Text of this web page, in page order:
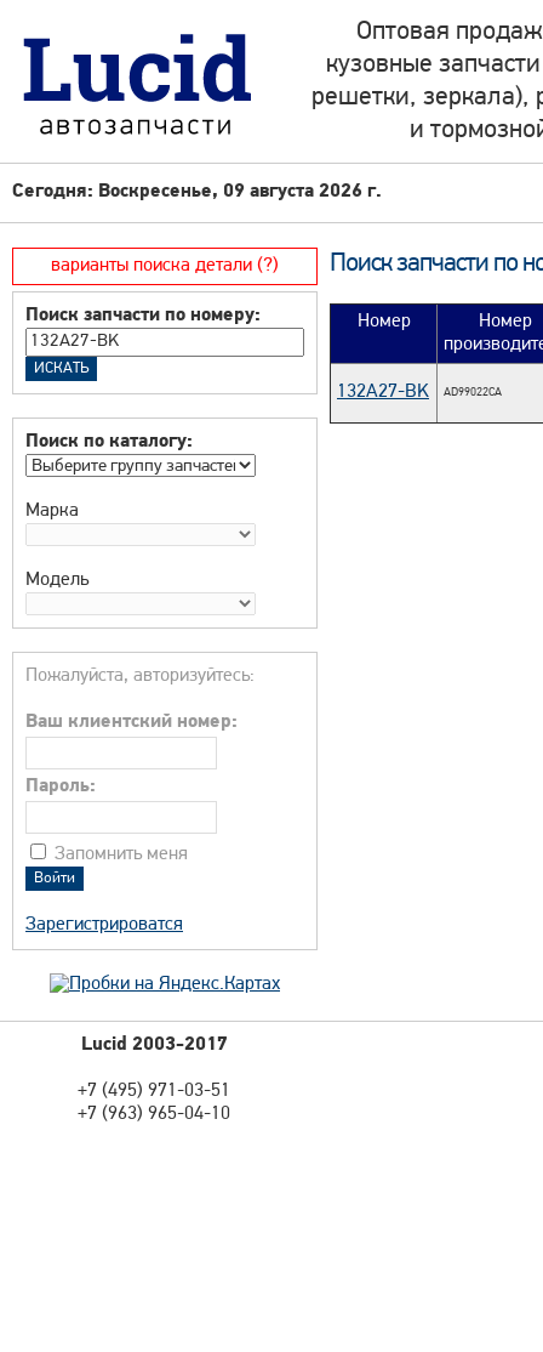
Оптовая
кузовные
решетки, зеркала),
и
Сегодня: Воскресенье, 09 августа 2026 г.
варианты поиска детали (?)
Поиск запчасти по номеру:
Поиск по каталогу:
Марка
Модель
Пожалуйста, авторизуйтесь:
Ваш клиентский номер:
Пароль:
Запомнить меня
Зарегистрироватся
Поиск запчасти по
Номер
Номер
132A27-BK AD99022CA
Lucid 2003-2017
+7 (495) 971-03-51
+7 (963) 965-04-10